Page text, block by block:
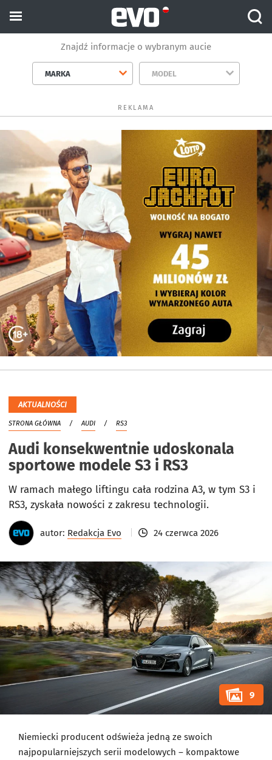
Znajdź informacje o wybranym aucie
MARKA MODEL
REKLAMA
AKTUALNOŚCI
STRONA GŁÓWNA AUDI RS3
Audi konsekwentnie udoskonala
sportowe modele S3 i RS3
W ramach małego liftingu cała rodzina A3, w tym S3 i
RS3, zyskała nowości z zakresu technologii.
autor: Redakcja Evo 24 czerwca 2026
9
Niemiecki producent odświeża jedną ze swoich
najpopularniejszych serii modelowych – kompaktowe